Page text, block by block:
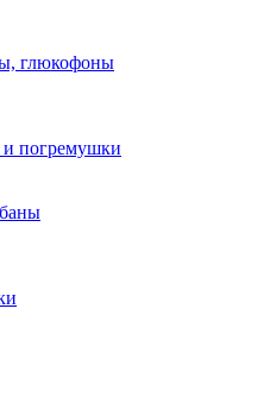
глюкофоны
погремушки